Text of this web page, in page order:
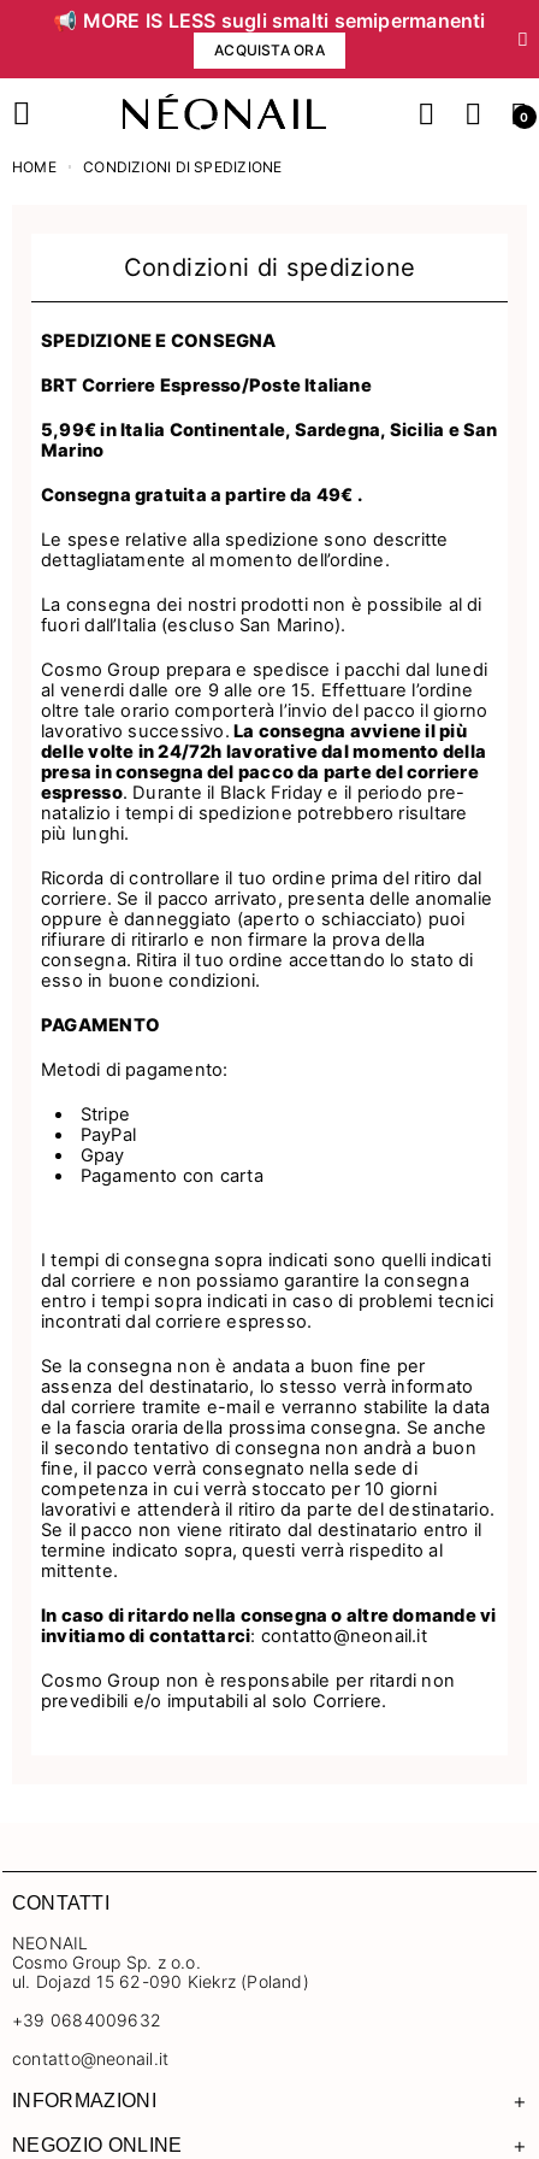
📢 MORE IS LESS sugli smalti semipermanenti
ACQUISTA ORA
0
HOME CONDIZIONI DI SPEDIZIONE
Condizioni di spedizione
SPEDIZIONE E CONSEGNA
BRT Corriere Espresso/Poste Italiane
5,99€ in Italia Continentale, Sardegna, Sicilia e San
Marino
Consegna gratuita a partire da 49€ .
Le spese relative alla spedizione sono descritte
dettagliatamente al momento dell’ordine.
La consegna dei nostri prodotti non è possibile al di
fuori dall’Italia (escluso San Marino).
Cosmo Group prepara e spedisce i pacchi dal lunedi
al venerdi dalle ore 9 alle ore 15. Effettuare l’ordine
oltre tale orario comporterà l’invio del pacco il giorno
lavorativo successivo. La consegna avviene il più
delle volte in 24/72h lavorative dal momento della
presa in consegna del pacco da parte del corriere
espresso. Durante il Black Friday e il periodo pre-
natalizio i tempi di spedizione potrebbero risultare
più lunghi.
Ricorda di controllare il tuo ordine prima del ritiro dal
corriere. Se il pacco arrivato, presenta delle anomalie
oppure è danneggiato (aperto o schiacciato) puoi
rifiurare di ritirarlo e non firmare la prova della
consegna. Ritira il tuo ordine accettando lo stato di
esso in buone condizioni.
PAGAMENTO
Metodi di pagamento:
Stripe
PayPal
Gpay
Pagamento con carta
I tempi di consegna sopra indicati sono quelli indicati
dal corriere e non possiamo garantire la consegna
entro i tempi sopra indicati in caso di problemi tecnici
incontrati dal corriere espresso.
Se la consegna non è andata a buon fine per
assenza del destinatario, lo stesso verrà informato
dal corriere tramite e-mail e verranno stabilite la data
e la fascia oraria della prossima consegna. Se anche
il secondo tentativo di consegna non andrà a buon
fine, il pacco verrà consegnato nella sede di
competenza in cui verrà stoccato per 10 giorni
lavorativi e attenderà il ritiro da parte del destinatario.
Se il pacco non viene ritirato dal destinatario entro il
termine indicato sopra, questi verrà rispedito al
mittente.
In caso di ritardo nella consegna o altre domande vi
invitiamo di contattarci: contatto@neonail.it
Cosmo Group non è responsabile per ritardi non
prevedibili e/o imputabili al solo Corriere.
CONTATTI
NEONAIL
Cosmo Group Sp. z o.o.
ul. Dojazd 15 62-090 Kiekrz (Poland)
+39 0684009632
contatto@neonail.it
INFORMAZIONI +
NEGOZIO ONLINE +